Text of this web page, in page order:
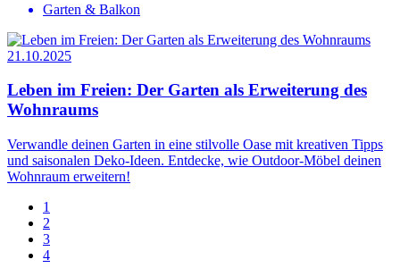
Garten & Balkon
21.10.2025
Leben im Freien: Der Garten als Erweiterung des
Wohnraums
Verwandle deinen Garten in eine stilvolle Oase mit kreativen Tipps
und saisonalen Deko-Ideen. Entdecke, wie Outdoor-Möbel deinen
Wohnraum erweitern!
1
2
3
4